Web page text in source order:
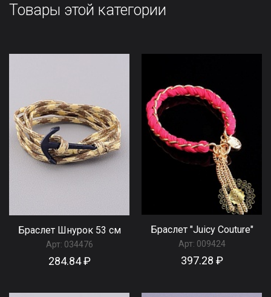
Товары этой категории
Браслет Шнурок 53 см
Арт: 034476
284.84 ₽
Браслет "Juicy Couture"
Арт: 009424
397.28 ₽